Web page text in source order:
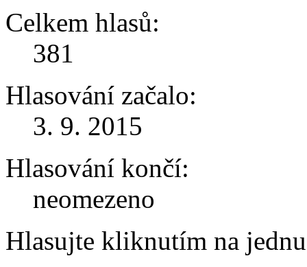
Celkem hlasů:
381
Hlasování začalo:
3. 9. 2015
Hlasování končí:
neomezeno
Hlasujte kliknutím na